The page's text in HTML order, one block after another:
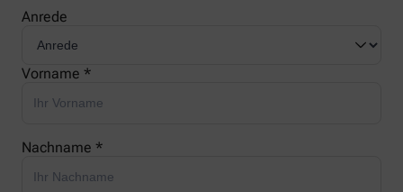
Anrede
Vorname *
Nachname *